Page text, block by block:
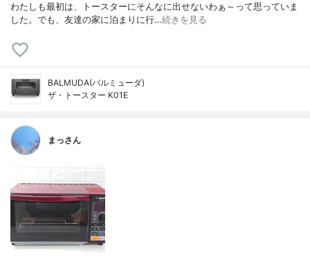
わたしも最初は、トースターにそんなに出せないわぁ～って思っていま
した。でも、友達の家に泊まりに行…続きを見る
BALMUDA(バルミューダ)
ザ・トースター K01E
まっさん